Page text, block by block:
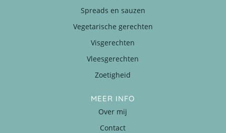
Spreads en sauzen
Vegetarische gerechten
Visgerechten
Vleesgerechten
Zoetigheid
MEER INFO
Over mij
Contact